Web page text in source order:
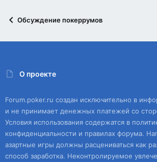
Обсуждение покеррумов
О проекте
Forum.poker.ru создан исключительно в
и не принимает денежных платежей со
Условия использования содержатся в
конфиденциальности и правилах форума.
азартные игры должны расцениваться как
способ заработка. Неконтролируемое